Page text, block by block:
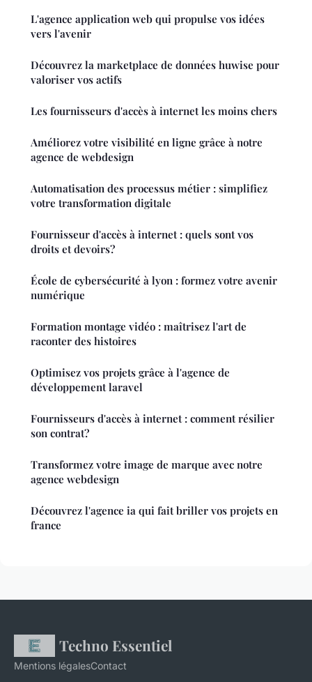
L'agence application web qui propulse vos idées
vers l'avenir
Découvrez la marketplace de données huwise pour
valoriser vos actifs
Les fournisseurs d'accès à internet les moins chers
Améliorez votre visibilité en ligne grâce à notre
agence de webdesign
Automatisation des processus métier : simplifiez
votre transformation digitale
Fournisseur d'accès à internet : quels sont vos
droits et devoirs?
École de cybersécurité à lyon : formez votre avenir
numérique
Formation montage vidéo : maîtrisez l'art de
raconter des histoires
Optimisez vos projets grâce à l'agence de
développement laravel
Fournisseurs d'accès à internet : comment résilier
son contrat?
Transformez votre image de marque avec notre
agence webdesign
Découvrez l'agence ia qui fait briller vos projets en
france
Techno Essentiel
Mentions légalesContact